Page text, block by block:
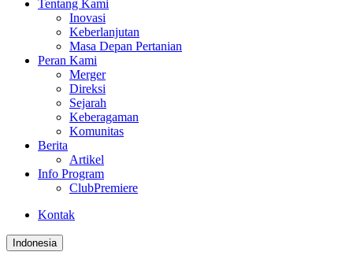
Tentang Kami
Inovasi
Keberlanjutan
Masa Depan Pertanian
Peran Kami
Merger
Direksi
Sejarah
Keberagaman
Komunitas
Berita
Artikel
Info Program
ClubPremiere
Kontak
Indonesia